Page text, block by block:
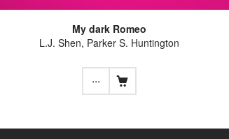
My dark Romeo
L.J. Shen, Parker S. Huntington
...